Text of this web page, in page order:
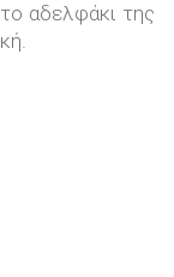
αδελφάκι της